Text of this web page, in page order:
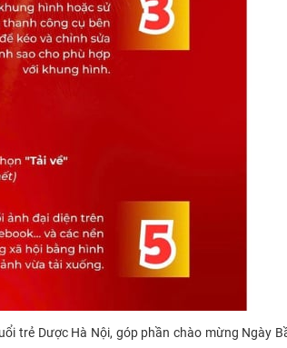
trẻ Dược Hà Nội, góp phần chào mừng Ngày